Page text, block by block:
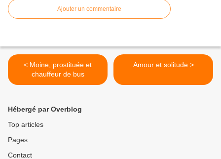
Ajouter un commentaire
< Moine, prostituée et
chauffeur de bus
Amour et solitude >
Hébergé par Overblog
Top articles
Pages
Contact